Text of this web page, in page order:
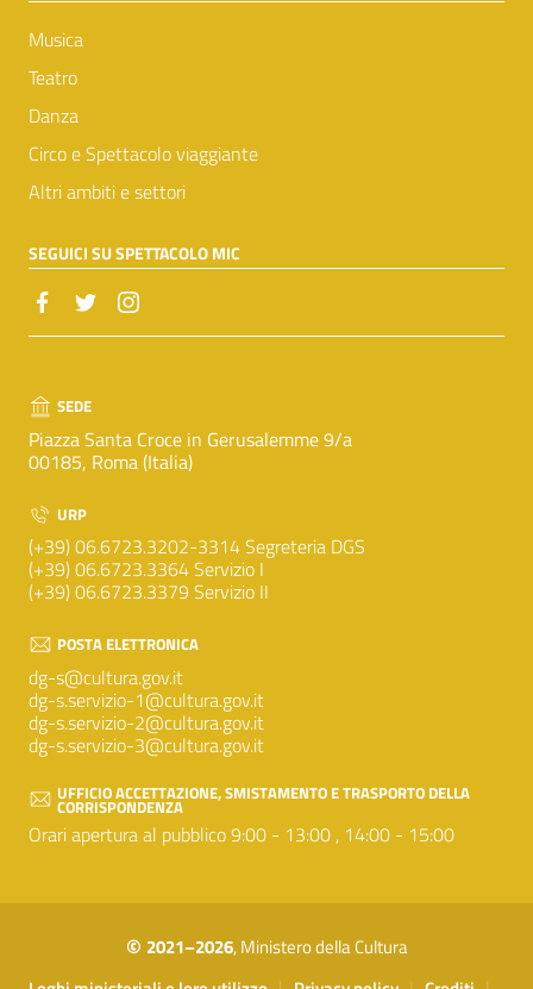
Musica
Teatro
Danza
Circo e Spettacolo viaggiante
Altri ambiti e settori
SEGUICI SU SPETTACOLO MIC
SEDE
Piazza Santa Croce in Gerusalemme 9/a
00185, Roma (Italia)
URP
(+39) 06.6723.3202-3314 Segreteria DGS
(+39) 06.6723.3364 Servizio I
(+39) 06.6723.3379 Servizio II
POSTA ELETTRONICA
dg-s@cultura.gov.it
dg-s.servizio-1@cultura.gov.it
dg-s.servizio-2@cultura.gov.it
dg-s.servizio-3@cultura.gov.it
UFFICIO ACCETTAZIONE, SMISTAMENTO E TRASPORTO DELLA
CORRISPONDENZA
Orari apertura al pubblico 9:00 - 13:00 , 14:00 - 15:00
© 2021–2026, Ministero della Cultura